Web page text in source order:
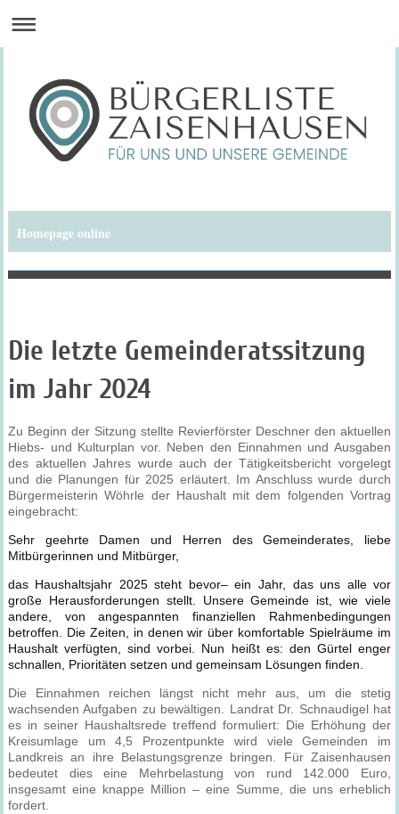
Homepage online
Bürgerliste Zaisenhausen
Die letzte Gemeinderatssitzung
im Jahr 2024
Zu Beginn der Sitzung stellte Revierförster Deschner den aktuellen
Hiebs- und Kulturplan vor. Neben den Einnahmen und Ausgaben
des aktuellen Jahres wurde auch der Tätigkeitsbericht vorgelegt
und die Planungen für 2025 erläutert. Im Anschluss wurde durch
Bürgermeisterin Wöhrle der Haushalt mit dem folgenden Vortrag
eingebracht:
Sehr geehrte Damen und Herren des Gemeinderates, liebe
Mitbürgerinnen und Mitbürger,
das Haushaltsjahr 2025 steht bevor– ein Jahr, das uns alle vor
große Herausforderungen stellt. Unsere Gemeinde ist, wie viele
andere, von angespannten finanziellen Rahmenbedingungen
betroffen. Die Zeiten, in denen wir über komfortable Spielräume im
Haushalt verfügten, sind vorbei. Nun heißt es: den Gürtel enger
schnallen, Prioritäten setzen und gemeinsam Lösungen finden.
Die Einnahmen reichen längst nicht mehr aus, um die stetig
wachsenden Aufgaben zu bewältigen. Landrat Dr. Schnaudigel hat
es in seiner Haushaltsrede treffend formuliert: Die Erhöhung der
Kreisumlage um 4,5 Prozentpunkte wird viele Gemeinden im
Landkreis an ihre Belastungsgrenze bringen. Für Zaisenhausen
bedeutet dies eine Mehrbelastung von rund 142.000 Euro,
insgesamt eine knappe Million – eine Summe, die uns erheblich
fordert.